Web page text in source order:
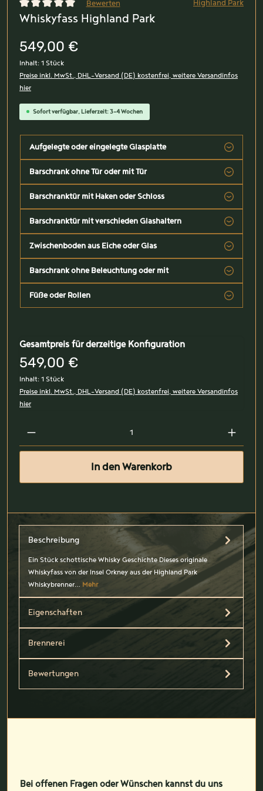
Durchschnittliche Bewertung von 0 von 5 Sternen
Bewerten Highland Park
Whiskyfass Highland Park
549,00 €
Inhalt: 1 Stück
Preise inkl. MwSt., DHL-Versand (DE) kostenfrei, weitere Versandinfos
hier
Sofort verfügbar, Lieferzeit: 3-4 Wochen
Aufgelegte oder eingelegte Glasplatte
Barschrank ohne Tür oder mit Tür
Barschranktür mit Haken oder Schloss
Barschranktür mit verschieden Glashaltern
Zwischenboden aus Eiche oder Glas
Barschrank ohne Beleuchtung oder mit
Füße oder Rollen
Gesamtpreis für derzeitige Konfiguration
549,00 €
Inhalt: 1 Stück
Preise inkl. MwSt., DHL-Versand (DE) kostenfrei, weitere Versandinfos
hier
In den Warenkorb
Beschreibung
Ein Stück schottische Whisky Geschichte Dieses originale
Whiskyfass von der Insel Orkney aus der Highland Park
Whiskybrenner… Mehr
Eigenschaften
Brennerei
Bewertungen
Bei offenen Fragen oder Wünschen kannst du uns